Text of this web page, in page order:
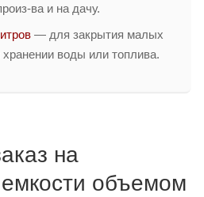
ва и на дачу.
— для закрытия малых
хранении воды или топлива.
на
объемом